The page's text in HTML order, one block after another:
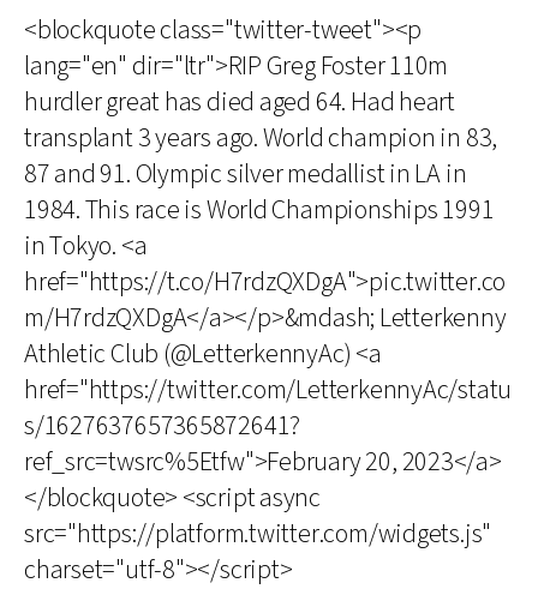
<blockquote class="twitter-tweet"><p
lang="en" dir="ltr">RIP Greg Foster 110m
hurdler great has died aged 64. Had heart
transplant 3 years ago. World champion in 83,
87 and 91. Olympic silver medallist in LA in
1984. This race is World Championships 1991
in Tokyo. <a
href="https://t.co/H7rdzQXDgA">pic.twitter.co
m/H7rdzQXDgA</a></p>&mdash; Letterkenny
Athletic Club (@LetterkennyAc) <a
href="https://twitter.com/LetterkennyAc/statu
s/1627637657365872641?
ref_src=twsrc%5Etfw">February 20, 2023</a>
</blockquote> <script async
src="https://platform.twitter.com/widgets.js"
charset="utf-8"></script>